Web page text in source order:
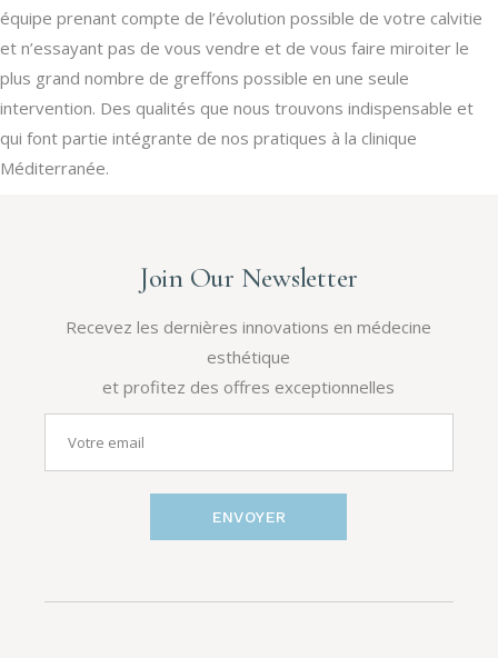
équipe prenant compte de l’évolution possible de votre calvitie
et n’essayant pas de vous vendre et de vous faire miroiter le
plus grand nombre de greffons possible en une seule
intervention. Des qualités que nous trouvons indispensable et
qui font partie intégrante de nos pratiques à la clinique
Méditerranée.
Join Our Newsletter
Recevez les dernières innovations en médecine
esthétique
et profitez des offres exceptionnelles
ENVOYER